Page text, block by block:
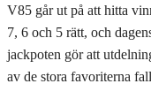
V85 går ut på att hitta
7, 6 och 5 rätt, och
jackpoten gör att
av de stora favoriterna